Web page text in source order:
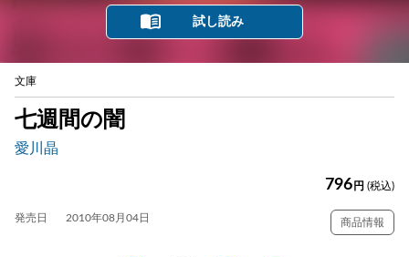
試し読み
文庫
七週間の闇
愛川晶
796 円 (税込)
発売日 2010年08月04日 商品情報